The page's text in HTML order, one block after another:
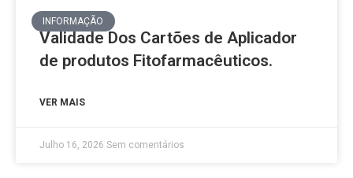
INFORMAÇÃO
Validade Dos Cartões de Aplicador
de produtos Fitofarmacêuticos.
VER MAIS
Julho 16, 2026 Sem comentários